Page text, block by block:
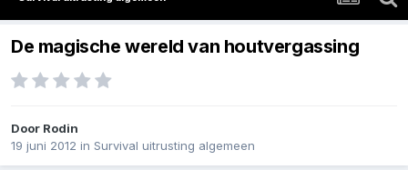
De magische wereld van houtvergassing
Door Rodin
19 juni 2012 in Survival uitrusting algemeen